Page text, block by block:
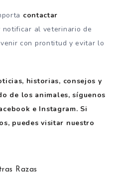
contactar
notificar al veterinario de
con prontitud y evitar lo
historias, consejos y
de los animales, síguenos
e Instagram. Si
puedes visitar nuestro
Razas